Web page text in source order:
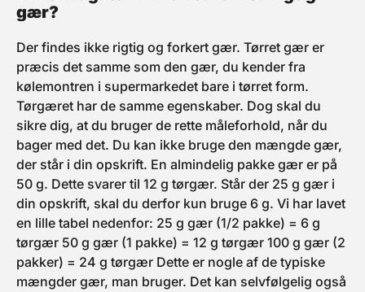
gær?
Der findes ikke rigtig og forkert gær. Tørret gær er
præcis det samme som den gær, du kender fra
kølemontren i supermarkedet bare i tørret form.
Tørgæret har de samme egenskaber. Dog skal du
sikre dig, at du bruger de rette måleforhold, når du
bager med det. Du kan ikke bruge den mængde gær,
der står i din opskrift. En almindelig pakke gær er på
50 g. Dette svarer til 12 g tørgær. Står der 25 g gær i
din opskrift, skal du derfor kun bruge 6 g. Vi har lavet
en lille tabel nedenfor: 25 g gær (1/2 pakke) = 6 g
tørgær 50 g gær (1 pakke) = 12 g tørgær 100 g gær (2
pakker) = 24 g tørgær Dette er nogle af de typiske
mængder gær, man bruger. Det kan selvfølgelig også